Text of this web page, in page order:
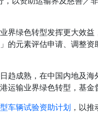
界绿色转型发挥更大效
的元素评估申请、调整
趋成熟，在中国内地及
运输业界绿色转型，基金
车辆试验资助计划 ，以